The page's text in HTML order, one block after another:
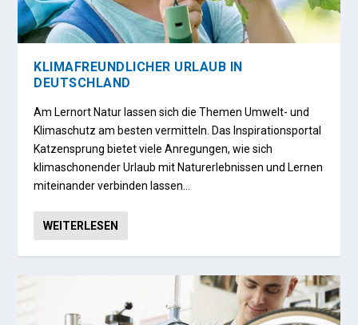
KLIMAFREUNDLICHER URLAUB IN
DEUTSCHLAND
Am Lernort Natur lassen sich die Themen Umwelt- und
Klimaschutz am besten vermitteln. Das Inspirationsportal
Katzensprung bietet viele Anregungen, wie sich
klimaschonender Urlaub mit Naturerlebnissen und Lernen
miteinander verbinden lassen…
WEITERLESEN